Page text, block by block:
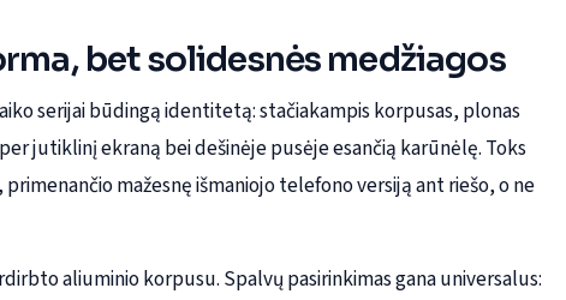
bet solidesnės medžiagos
serijai būdingą identitetą: stačiakampis korpusas, plonas
jutiklinį ekraną bei dešinėje pusėje esančią karūnėlę. Toks
mažesnę išmaniojo telefono versiją ant riešo, o ne
aliuminio korpusu. Spalvų pasirinkimas gana universalus: